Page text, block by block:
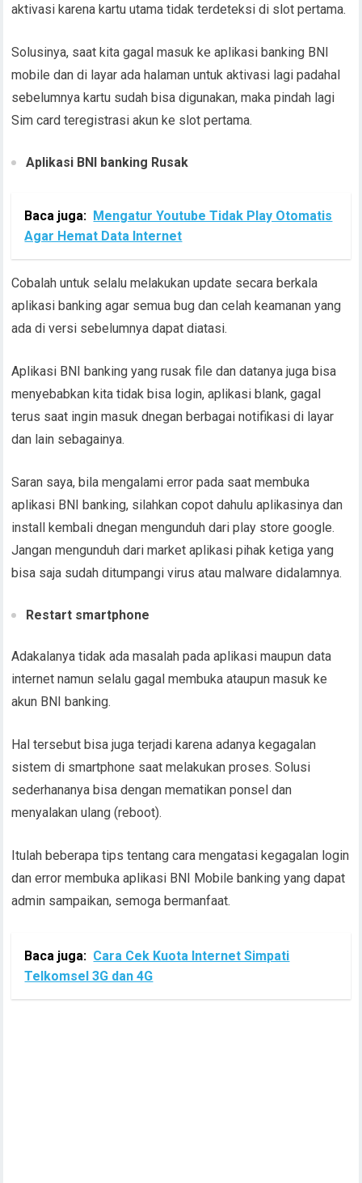
aktivasi karena kartu utama tidak terdeteksi di slot pertama.
Solusinya, saat kita gagal masuk ke aplikasi banking BNI
mobile dan di layar ada halaman untuk aktivasi lagi padahal
sebelumnya kartu sudah bisa digunakan, maka pindah lagi
Sim card teregistrasi akun ke slot pertama.
Aplikasi BNI banking Rusak
Baca juga: Mengatur Youtube Tidak Play Otomatis
Agar Hemat Data Internet
Cobalah untuk selalu melakukan update secara berkala
aplikasi banking agar semua bug dan celah keamanan yang
ada di versi sebelumnya dapat diatasi.
Aplikasi BNI banking yang rusak file dan datanya juga bisa
menyebabkan kita tidak bisa login, aplikasi blank, gagal
terus saat ingin masuk dnegan berbagai notifikasi di layar
dan lain sebagainya.
Saran saya, bila mengalami error pada saat membuka
aplikasi BNI banking, silahkan copot dahulu aplikasinya dan
install kembali dnegan mengunduh dari play store google.
Jangan mengunduh dari market aplikasi pihak ketiga yang
bisa saja sudah ditumpangi virus atau malware didalamnya.
Restart smartphone
Adakalanya tidak ada masalah pada aplikasi maupun data
internet namun selalu gagal membuka ataupun masuk ke
akun BNI banking.
Hal tersebut bisa juga terjadi karena adanya kegagalan
sistem di smartphone saat melakukan proses. Solusi
sederhananya bisa dengan mematikan ponsel dan
menyalakan ulang (reboot).
Itulah beberapa tips tentang cara mengatasi kegagalan login
dan error membuka aplikasi BNI Mobile banking yang dapat
admin sampaikan, semoga bermanfaat.
Baca juga: Cara Cek Kuota Internet Simpati
Telkomsel 3G dan 4G